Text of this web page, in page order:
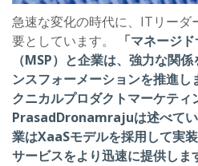
急速な変化の時代に、ITリーダ
要としています。
「マネージ
（MSP）と企業は、強力な関
ンスフォーメーションを推進
クニカルプロダクトマーケティ
PrasadDronamrajuは述べて
業はXaaSモデルを採用して実
サービスをより迅速に提供しま